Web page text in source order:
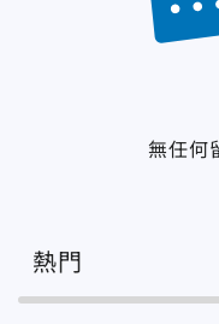
無任何
熱門